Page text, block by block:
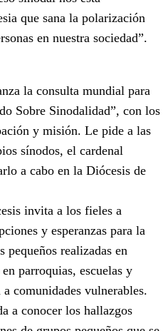
que sana la polarización
en nuestra sociedad”.
la consulta mundial para
Sobre Sinodalidad”, con los
y misión. Le pide a las
sínodos, el cardenal
a cabo en la Diócesis de
invita a los fieles a
y esperanzas para la
pequeños realizadas en
parroquias, escuelas y
comunidades vulnerables.
a conocer los hallazgos